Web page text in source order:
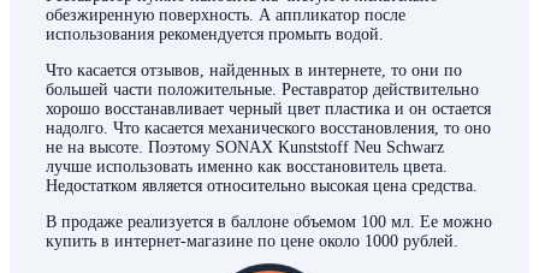
обезжиренную поверхность. А аппликатор после
использования рекомендуется промыть водой.
Что касается отзывов, найденных в интернете, то они по
большей части положительные. Реставратор действительно
хорошо восстанавливает черный цвет пластика и он остается
надолго. Что касается механического восстановления, то оно
не на высоте. Поэтому SONAX Kunststoff Neu Schwarz
лучше использовать именно как восстановитель цвета.
Недостатком является относительно высокая цена средства.
В продаже реализуется в баллоне объемом 100 мл. Ее можно
купить в интернет-магазине по цене около 1000 рублей.